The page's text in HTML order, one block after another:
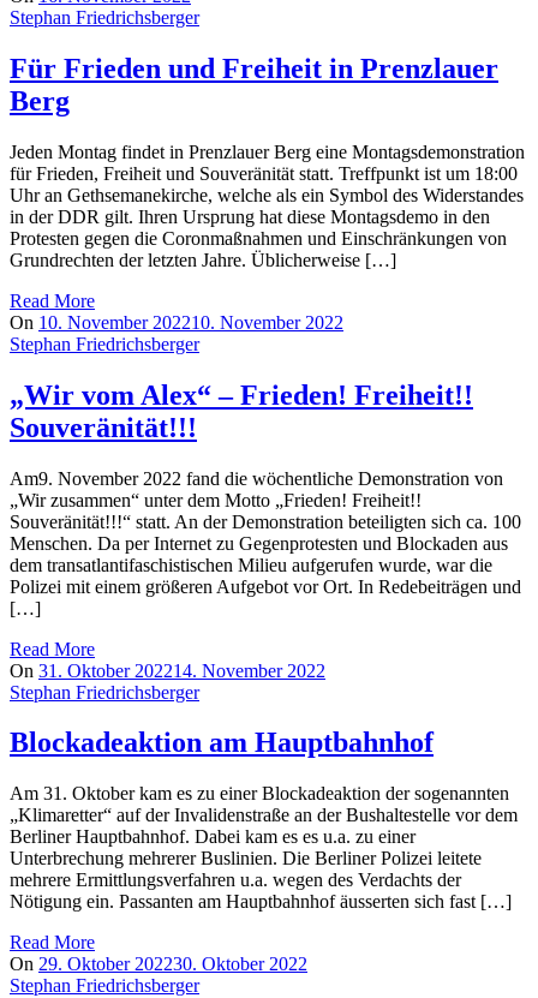
Stephan Friedrichsberger
Für Frieden und Freiheit in Prenzlauer
Berg
Jeden Montag findet in Prenzlauer Berg eine Montagsdemonstration
für Frieden, Freiheit und Souveränität statt. Treffpunkt ist um 18:00
Uhr an Gethsemanekirche, welche als ein Symbol des Widerstandes
in der DDR gilt. Ihren Ursprung hat diese Montagsdemo in den
Protesten gegen die Coronmaßnahmen und Einschränkungen von
Grundrechten der letzten Jahre. Üblicherweise […]
Read More
On 10. November 202210. November 2022
Stephan Friedrichsberger
„Wir vom Alex“ – Frieden! Freiheit!!
Souveränität!!!
Am9. November 2022 fand die wöchentliche Demonstration von
„Wir zusammen“ unter dem Motto „Frieden! Freiheit!!
Souveränität!!!“ statt. An der Demonstration beteiligten sich ca. 100
Menschen. Da per Internet zu Gegenprotesten und Blockaden aus
dem transatlantifaschistischen Milieu aufgerufen wurde, war die
Polizei mit einem größeren Aufgebot vor Ort. In Redebeiträgen und
[…]
Read More
On 31. Oktober 202214. November 2022
Stephan Friedrichsberger
Blockadeaktion am Hauptbahnhof
Am 31. Oktober kam es zu einer Blockadeaktion der sogenannten
„Klimaretter“ auf der Invalidenstraße an der Bushaltestelle vor dem
Berliner Hauptbahnhof. Dabei kam es es u.a. zu einer
Unterbrechung mehrerer Buslinien. Die Berliner Polizei leitete
mehrere Ermittlungsverfahren u.a. wegen des Verdachts der
Nötigung ein. Passanten am Hauptbahnhof äusserten sich fast […]
Read More
On 29. Oktober 202230. Oktober 2022
Stephan Friedrichsberger